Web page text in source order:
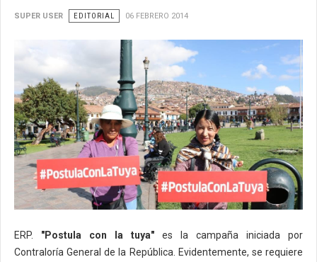
SUPER USER EDITORIAL 06 FEBRERO 2014
ERP. "Postula con la tuya" es la campaña iniciada por
Contraloría General de la República. Evidentemente, se requiere